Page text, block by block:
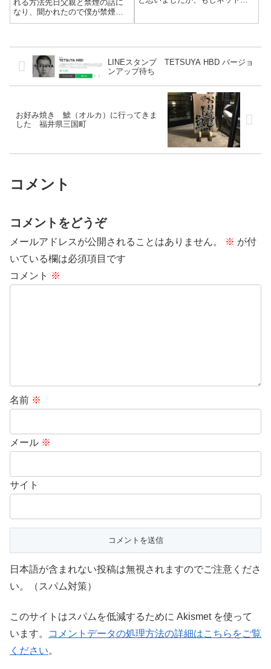
れる方法先日父親と禁煙の話に
なり、聞かれたので僕が禁煙を
成功させた方法を伝えました。
納得していたようでした。どう
やら禁煙は「辛くて苦しいも
の」と思っていた...
金額で買い取ってもらえないだ
ろうと4冊出品して...
LINEスタンプ TETSUYA HBD バージョ
ンアップ待ち
お好み焼き 鯱（オルカ）に行ってきま
した 福井県三国町
コメント
コメントをどうぞ
メールアドレスが公開されることはありません。 ※ が付
いている欄は必須項目です
コメント ※
名前 ※
メール ※
サイト
日本語が含まれない投稿は無視されますのでご注意くださ
い。（スパム対策）
このサイトはスパムを低減するために Akismet を使って
います。
コメントデータの処理方法の詳細はこちらをご覧
ください。